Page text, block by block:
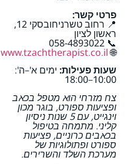
פרטי קשר:
📍 רחוב טשרניחובסקי 12,
ראשון לציון
📞 058-4893022
🌐
www.tzachtherapist.co.il
שעות פעילות: ימים א'–ה':
10:00–18:00
צח מזרחי הוא מטפל בכאב
ופציעות ספורט, בוגר מכון
וינגייט, עם 5 שנות ניסיון
קליני. מתמחה בטיפול
בכאבים כרוניים, פציעות
ספורט ופתולוגיות של
מערכת השלד והשרירים.